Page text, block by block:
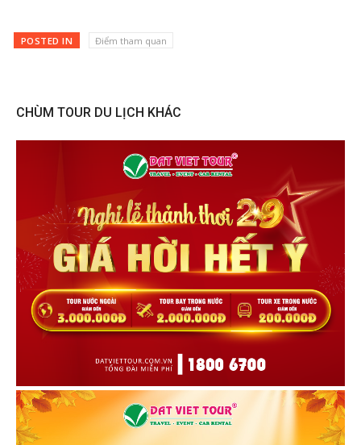
POSTED IN Điểm tham quan
CHÙM TOUR DU LỊCH KHÁC